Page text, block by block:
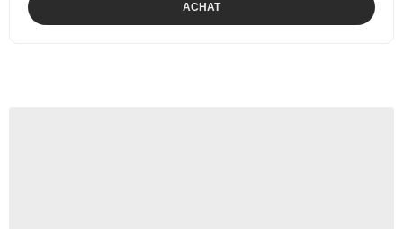
ACHAT